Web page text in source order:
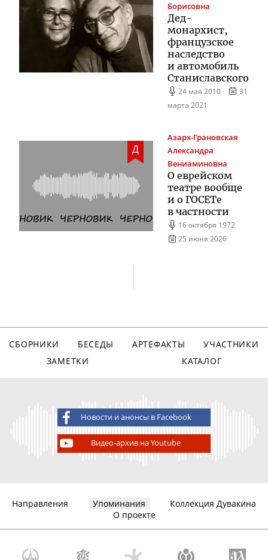
Борисовна
Дед-
монархист,
французское
наследство
и автомобиль
Станиславского
24 мая 2010
31
марта 2021
Д
Азарх-Грановская
Александра
Вениаминовна
О еврейском
театре вообще
и о ГОСЕТе
в частности
16 октября 1972
25 июня 2026
СБОРНИКИ БЕСЕДЫ АРТЕФАКТЫ
УЧАСТНИКИ
ЗАМЕТКИ
КАТАЛОГ
Новости и анонсы в Facebook
Видео-архив на Youtube
Направления Упоминания
Коллекция Дувакина
О проекте